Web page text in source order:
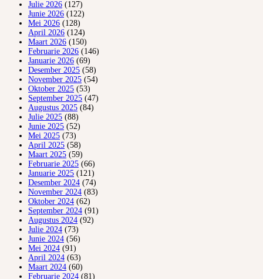
Julie 2026 (127)
Junie 2026 (122)
Mei 2026 (128)
April 2026 (124)
Maart 2026 (150)
Februarie 2026 (146)
Januarie 2026 (69)
Desember 2025 (58)
November 2025 (54)
Oktober 2025 (53)
September 2025 (47)
Augustus 2025 (84)
Julie 2025 (88)
Junie 2025 (52)
Mei 2025 (73)
April 2025 (58)
Maart 2025 (59)
Februarie 2025 (66)
Januarie 2025 (121)
Desember 2024 (74)
November 2024 (83)
Oktober 2024 (62)
September 2024 (91)
Augustus 2024 (92)
Julie 2024 (73)
Junie 2024 (56)
Mei 2024 (91)
April 2024 (63)
Maart 2024 (60)
Februarie 2024 (81)